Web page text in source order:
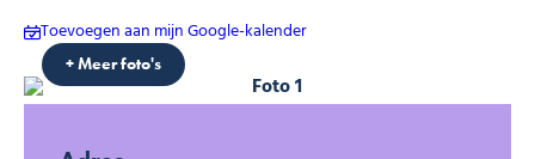
Toevoegen aan mijn Google-kalender
Foto 1
+ Meer foto's
Foto 2